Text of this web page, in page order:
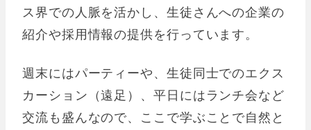
ス界での人脈を活かし、生徒さんへの企業の
紹介や採用情報の提供を行っています。
週末にはパーティーや、生徒同士でのエクス
カーション（遠足）、平日にはランチ会など
交流も盛んなので、ここで学ぶことで自然と